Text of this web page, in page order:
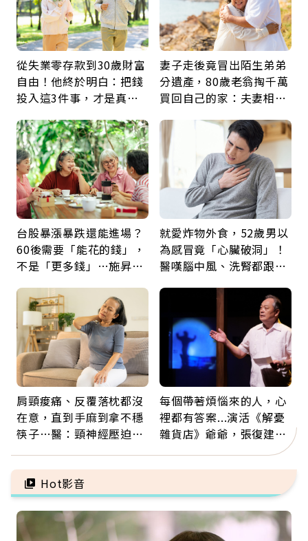
從失業零存款到30歲財富
自由！他終於明白：把錢
投入這3件事，才是真正
妻子走後竟冒出陌生弟弟
分遺產，80歲老翁掏千萬
買回自己的家：夫妻相守
台股暴漲暴跌還能進場？
60後需要「能花的錢」，
不是「更多錢」…施昇
票
就愛炸物外食，52歲男以
為感冒竟「心臟破洞」！
醫嘆腦中風、洗腎都跟它
肩頸痠痛、反覆落枕都沒
在意，直到手麻到拿不穩
筷子…醫：頸神經壓迫上
鍵
每個帶著煩惱來的人，心
裡都有答案...演活《解憂
雜貨店》爺爺，張復建：
放下執著不是認輸，而是
善待自己
Hot影音